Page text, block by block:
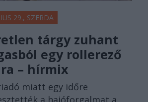
29., SZERDA
tárgy zuhant
egy rollerező
– hírmix
miatt egy időre
a hajóforgalmat a